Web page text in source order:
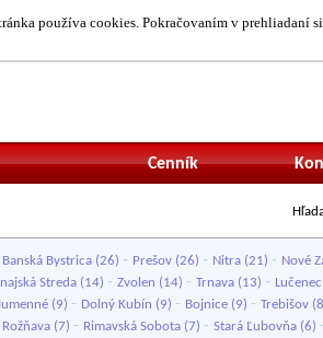
používa cookies. Pokračovaním v prehliadaní
Cenník
Banská Bystrica (26) - Prešov (26) - Nitra (21) - Nové
Streda (14) - Zvolen (14) - Trnava (13) - Lučenec
(9) - Dolný Kubín (9) - Bojnice (9) - Trebišov
Rožňava (7) - Rimavská Sobota (7) - Stará Ľubovňa (6) -